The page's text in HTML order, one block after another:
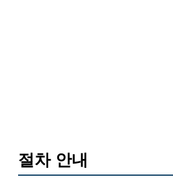
절차 안내